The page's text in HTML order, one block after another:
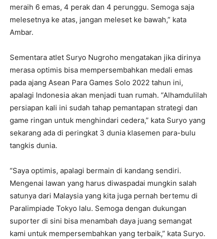
meraih 6 emas, 4 perak dan 4 perunggu. Semoga saja
melesetnya ke atas, jangan meleset ke bawah,” kata
Ambar.
Sementara atlet Suryo Nugroho mengatakan jika dirinya
merasa optimis bisa mempersembahkan medali emas
pada ajang Asean Para Games Solo 2022 tahun ini,
apalagi Indonesia akan menjadi tuan rumah. “Alhamdulilah
persiapan kali ini sudah tahap pemantapan strategi dan
game ringan untuk menghindari cedera,” kata Suryo yang
sekarang ada di peringkat 3 dunia klasemen para-bulu
tangkis dunia.
“Saya optimis, apalagi bermain di kandang sendiri.
Mengenai lawan yang harus diwaspadai mungkin salah
satunya dari Malaysia yang kita juga pernah bertemu di
Paralimpiade Tokyo lalu. Semoga dengan dukungan
suporter di sini bisa menambah daya juang semangat
kami untuk mempersembahkan yang terbaik,” kata Suryo.